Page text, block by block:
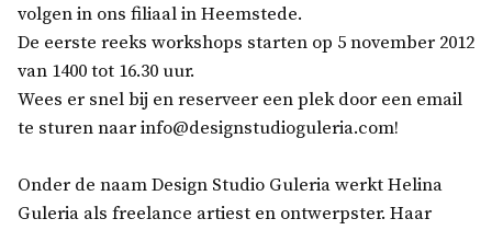
volgen in ons filiaal in Heemstede.
De eerste reeks workshops starten op 5 november 2012
van 1400 tot 16.30 uur.
Wees er snel bij en reserveer een plek door een email
te sturen naar info@designstudioguleria.com!
Onder de naam Design Studio Guleria werkt Helina
Guleria als freelance artiest en ontwerpster. Haar